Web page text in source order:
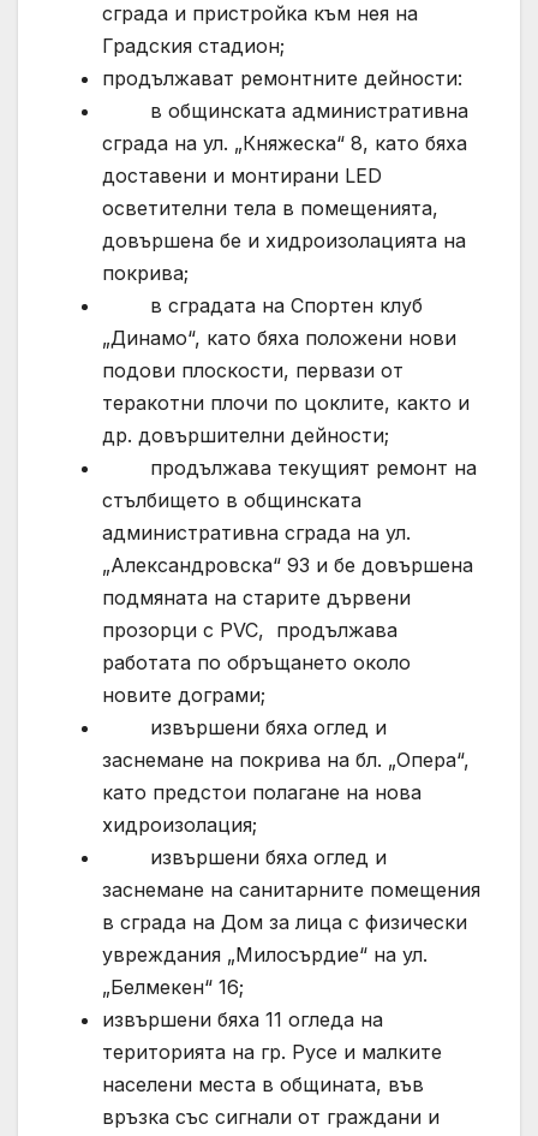
сграда и пристройка към нея на
Градския стадион;
продължават ремонтните дейности:
в общинската административна
сграда на ул. „Княжеска“ 8, като бяха
доставени и монтирани LED
осветителни тела в помещенията,
довършена бе и хидроизолацията на
покрива;
в сградата на Спортен клуб
„Динамо“, като бяха положени нови
подови плоскости, первази от
теракотни плочи по цоклите, както и
др. довършителни дейности;
продължава текущият ремонт на
стълбището в общинската
административна сграда на ул.
„Александровска“ 93 и бе довършена
подмяната на старите дървени
прозорци с PVC, продължава
работата по обръщането около
новите дограми;
извършени бяха оглед и
заснемане на покрива на бл. „Опера“,
като предстои полагане на нова
хидроизолация;
извършени бяха оглед и
заснемане на санитарните помещения
в сграда на Дом за лица с физически
увреждания „Милосърдие“ на ул.
„Белмекен“ 16;
извършени бяха 11 огледа на
територията на гр. Русе и малките
населени места в общината, във
връзка със сигнали от граждани и